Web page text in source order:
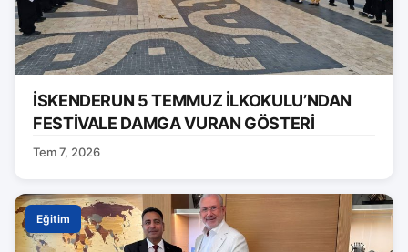
İSKENDERUN 5 TEMMUZ İLKOKULU’NDAN
FESTİVALE DAMGA VURAN GÖSTERİ
Tem 7, 2026
Eğitim